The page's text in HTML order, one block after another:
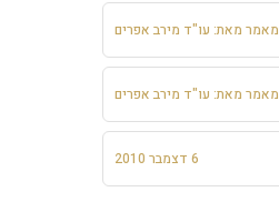
מאמר מאת: עו"ד מירב אפרים
מאמר מאת: עו"ד מירב אפרים
6 דצמבר 2010